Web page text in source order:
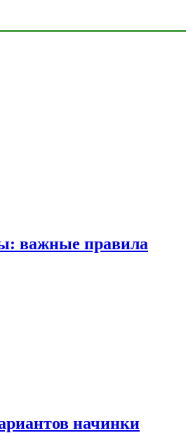
важные правила
начинки